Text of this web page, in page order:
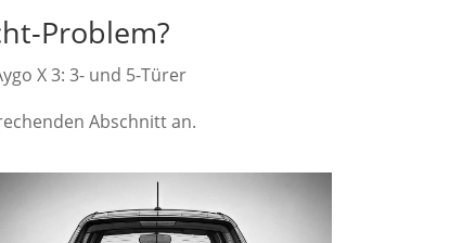
Problem?
X 3: 3- und 5-Türer
Abschnitt an.